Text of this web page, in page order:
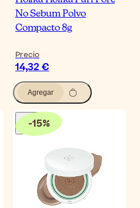
No Sebum Polvo
Compacto 8g
Precio
14,32 €
Agregar
-15%